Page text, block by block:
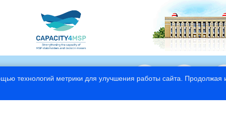
технологий метрики для улучшения работы сайта. Продолжая